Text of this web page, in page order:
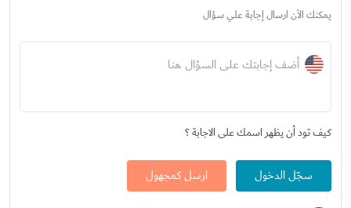
يمكنك الآن ارسال إجابة علي سؤال
أضف إجابتك على السؤال هنا
كيف تود أن يظهر اسمك على الاجابة ؟
سجّل الدخول ارسل كمجهول